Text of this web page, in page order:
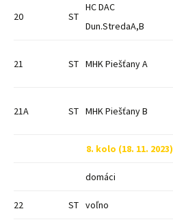
20 ST
HC DAC
Dun.StredaA,B
21 ST MHK Piešťany A
21A ST MHK Piešťany B
8. kolo (18. 11. 2023)
domáci
22 ST voľno